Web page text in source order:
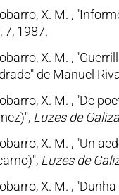
X. M. ,
, 7, 1987.
X. M. ,
de Manuel
X. M. , "De
Luzes de Galiza
X. M. , "Un
Luzes de
X. M. ,